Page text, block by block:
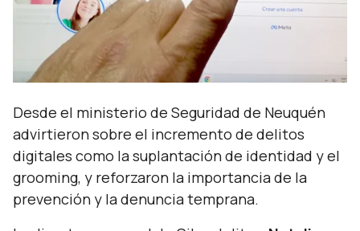
Desde el ministerio de Seguridad de Neuquén
advirtieron sobre el incremento de delitos
digitales como la suplantación de identidad y el
grooming, y reforzaron la importancia de la
prevención y la denuncia temprana.